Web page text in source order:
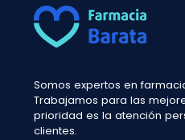
Somos expertos en
Trabajamos para las
prioridad es la atención
clientes.